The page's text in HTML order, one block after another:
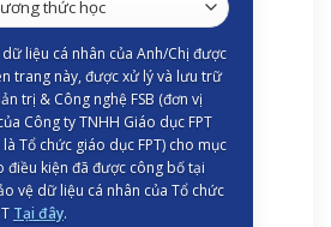
liệu cá nhân của Anh/Chị được
trang này, được xử lý và lưu trữ
trị & Công nghệ FSB (đơn vị
Công ty TNHH Giáo dục FPT
Tổ chức giáo dục FPT) cho mục
điều kiện đã được công bố tại
vệ dữ liệu cá nhân của Tổ chức
Tại đây.